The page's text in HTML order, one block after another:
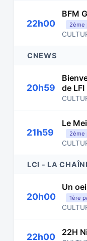
22h00
BFM
2ème
CNEWS
20h59
de LFI
21h59
Le
2ème
LCI - LA
20h00
Un
1ère
22h00 22H